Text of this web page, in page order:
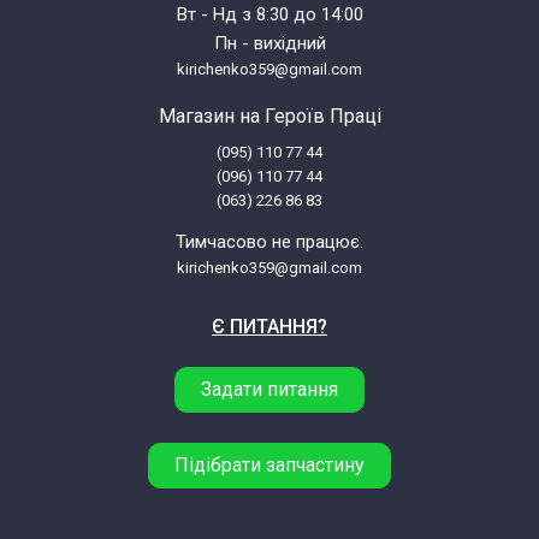
WFF2080NL/11
Bosch Siemens EXCLUSIV F 1000
WFF2080SN/01
Bosch Siemens EXCLUSIV F 1000
Bosch Siemens EXCLUSIV F 1000
Bosch Siemens EXCLUSIV F 1000
Bosch Siemens EXCLUSIV F 850
WFF1780/01
Вт - Нд з 8:30 до 14:00
Пн - вихідний
kirichenko359@gmail.com
Магазин на Героїв Праці
(095) 110 77 44
(096) 110 77 44
(063) 226 86 83
Тимчасово не працює.
kirichenko359@gmail.com
Є ПИТАННЯ?
Задати питання
Підібрати запчастину